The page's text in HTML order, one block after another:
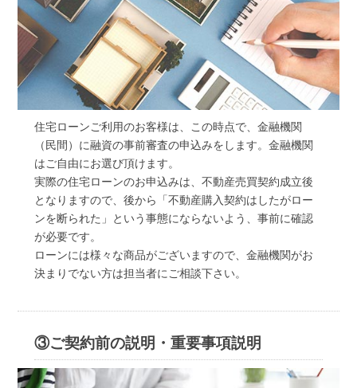
住宅ローンご利用のお客様は、この時点で、金融機関
（民間）に融資の事前審査の申込みをします。金融機関
はご自由にお選び頂けます。
実際の住宅ローンのお申込みは、不動産売買契約成立後
となりますので、後から「不動産購入契約はしたがロー
ンを断られた」という事態にならないよう、事前に確認
が必要です。
ローンには様々な商品がございますので、金融機関がお
決まりでない方は担当者にご相談下さい。
③ご契約前の説明・重要事項説明